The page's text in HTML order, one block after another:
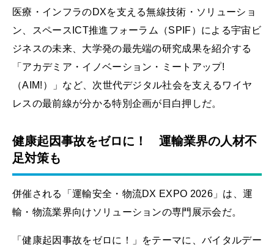
医療・インフラのDXを支える無線技術・ソリューショ
ン、スペースICT推進フォーラム（SPIF）による宇宙ビ
ジネスの未来、大学発の最先端の研究成果を紹介する
「アカデミア・イノベーション・ミートアップ!
（AIM!）」など、次世代デジタル社会を支えるワイヤ
レスの最前線が分かる特別企画が目白押しだ。
健康起因事故をゼロに！ 運輸業界の人材不
足対策も
併催される「運輸安全・物流DX EXPO 2026」は、運
輸・物流業界向けソリューションの専門展示会だ。
「健康起因事故をゼロに！」をテーマに、バイタルデー